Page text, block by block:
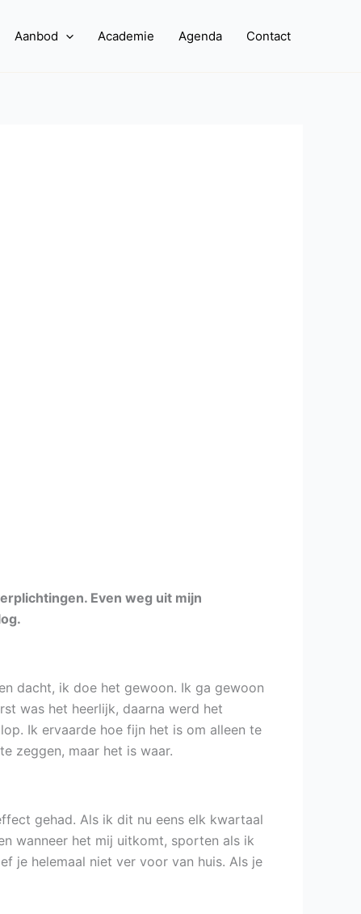
Aanbod Academie Agenda Contact
Even weg uit mijn
dacht, ik doe het gewoon. Ik ga gewoon
was het heerlijk, daarna werd het
Ik ervaarde hoe fijn het is om alleen te
zeggen, maar het is waar.
gehad. Als ik dit nu eens elk kwartaal
wanneer het mij uitkomt, sporten als ik
je helemaal niet ver voor van huis. Als je